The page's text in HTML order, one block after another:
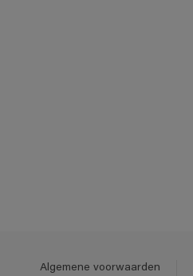
Algemene voorwaarden